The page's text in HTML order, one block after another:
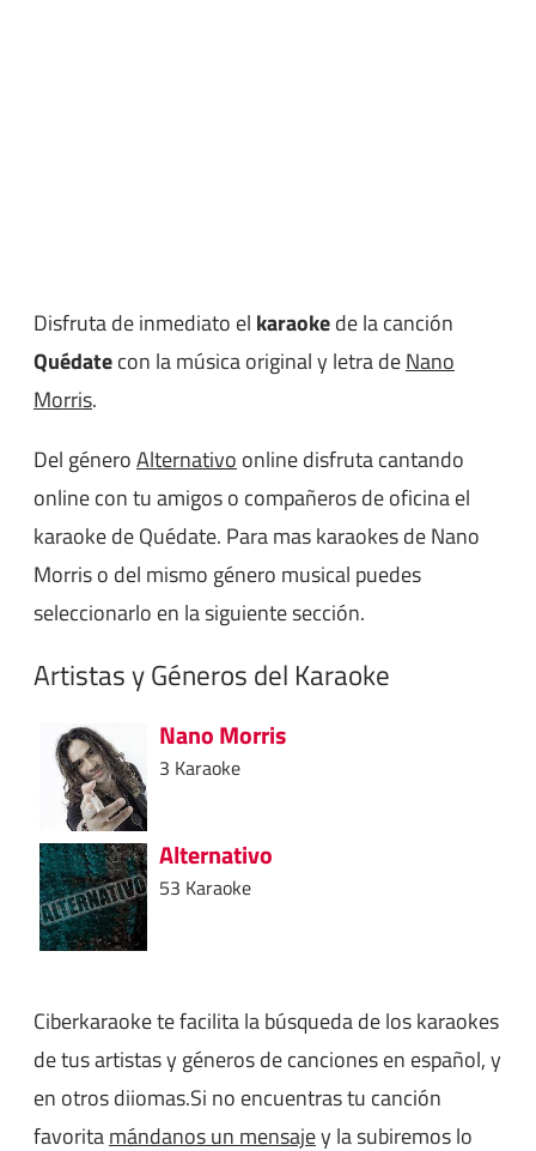
Disfruta de inmediato el karaokede la canción
Quédatecon la música original y letra deNano
Morris.
Del géneroAlternativo online disfruta cantando
online con tu amigos o compañeros de oficina el
karaoke de Quédate. Para mas karaokes de Nano
Morris o del mismo género musical puedes
seleccionarlo en la siguiente sección.
Artistas y Géneros del Karaoke
Nano Morris
3 Karaoke
Alternativo
53 Karaoke
Ciberkaraoke te facilita la búsqueda de los karaokes
de tus artistas y géneros de canciones en español, y
en otros diiomas.Si no encuentras tu canción
favoritamándanos un mensajey la subiremos lo